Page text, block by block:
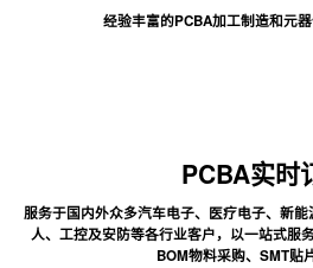
经验丰富的PCBA加工制造和元
PCBA实时
服务于国内外众多汽车电子、医疗电子、新
人、工控及安防等各行业客户，以一站式服
BOM物料采购、SMT贴